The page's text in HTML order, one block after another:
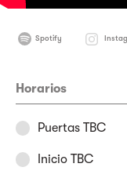
Spotify
Horarios
Puertas TBC
Inicio TBC